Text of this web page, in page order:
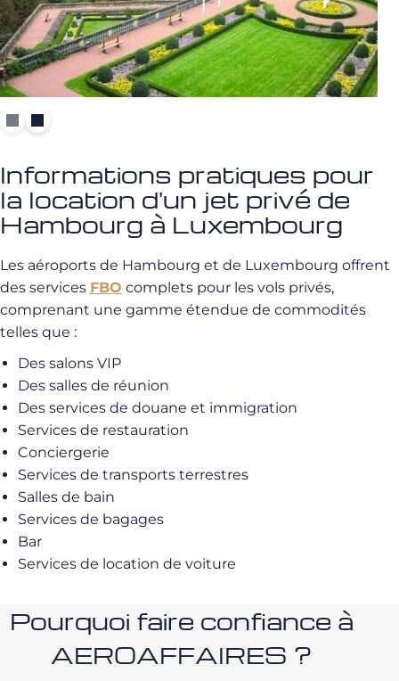
Informations pratiques pour
la location d'un jet privé de
Hambourg à Luxembourg
Les aéroports de Hambourg et de Luxembourg offrent
des services FBO complets pour les vols privés,
comprenant une gamme étendue de commodités
telles que :
Des salons VIP
Des salles de réunion
Des services de douane et immigration
Services de restauration
Conciergerie
Services de transports terrestres
Salles de bain
Services de bagages
Bar
Services de location de voiture
Pourquoi faire confiance à
AEROAFFAIRES ?